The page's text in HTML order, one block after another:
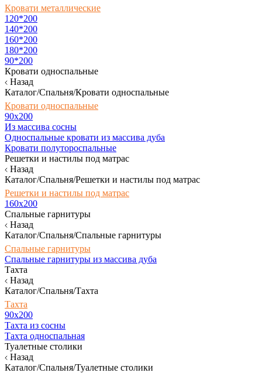
Кровати металлические
120*200
140*200
160*200
180*200
90*200
Кровати односпальные
Назад
Каталог/Спальня/Кровати односпальные
Кровати односпальные
90х200
Из массива сосны
Односпальные кровати из массива дуба
Кровати полутороспальные
Решетки и настилы под матрас
Назад
Каталог/Спальня/Решетки и настилы под матрас
Решетки и настилы под матрас
160х200
Спальные гарнитуры
Назад
Каталог/Спальня/Спальные гарнитуры
Спальные гарнитуры
Спальные гарнитуры из массива дуба
Тахта
Назад
Каталог/Спальня/Тахта
Тахта
90х200
Тахта из сосны
Тахта односпальная
Туалетные столики
Назад
Каталог/Спальня/Туалетные столики